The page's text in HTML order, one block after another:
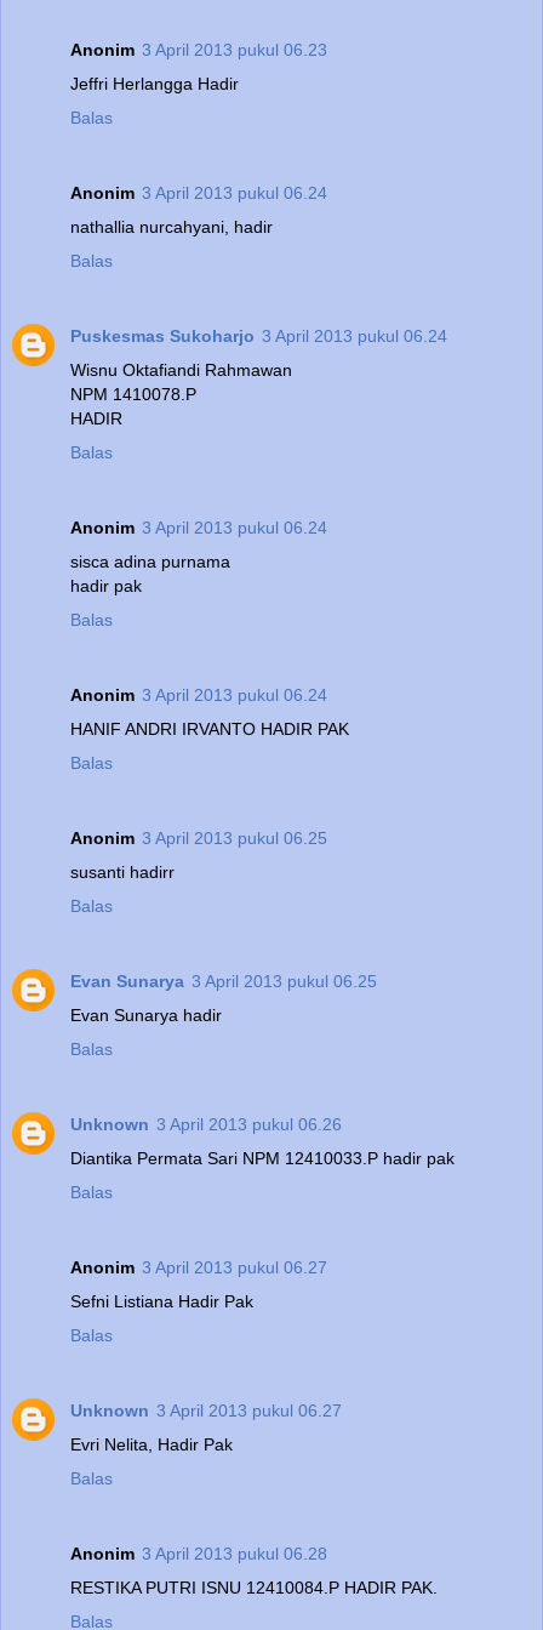
Anonim 3 April 2013 pukul 06.23
Jeffri Herlangga Hadir
Balas
Anonim 3 April 2013 pukul 06.24
nathallia nurcahyani, hadir
Balas
Puskesmas Sukoharjo 3 April 2013 pukul 06.24
Wisnu Oktafiandi Rahmawan
NPM 1410078.P
HADIR
Balas
Anonim 3 April 2013 pukul 06.24
sisca adina purnama
hadir pak
Balas
Anonim 3 April 2013 pukul 06.24
HANIF ANDRI IRVANTO HADIR PAK
Balas
Anonim 3 April 2013 pukul 06.25
susanti hadirr
Balas
Evan Sunarya 3 April 2013 pukul 06.25
Evan Sunarya hadir
Balas
Unknown 3 April 2013 pukul 06.26
Diantika Permata Sari NPM 12410033.P hadir pak
Balas
Anonim 3 April 2013 pukul 06.27
Sefni Listiana Hadir Pak
Balas
Unknown 3 April 2013 pukul 06.27
Evri Nelita, Hadir Pak
Balas
Anonim 3 April 2013 pukul 06.28
RESTIKA PUTRI ISNU 12410084.P HADIR PAK.
Balas